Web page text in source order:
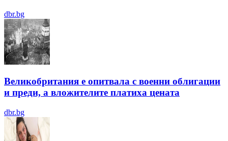
dbr.bg
Великобритания е опитвала с военни облигации
и преди, а вложителите платиха цената
dbr.bg